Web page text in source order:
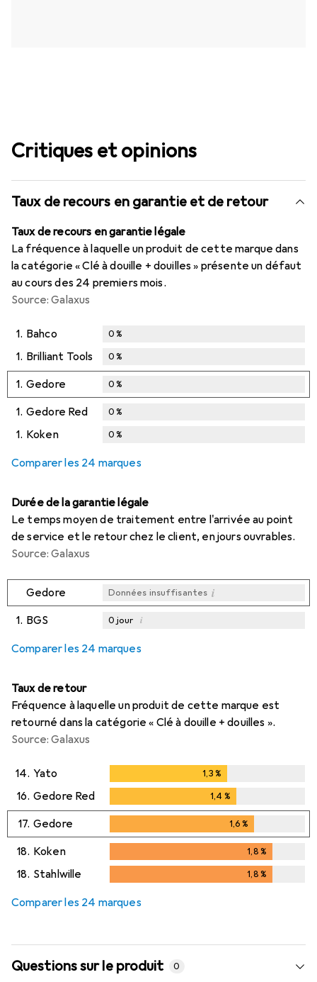
Critiques et opinions
Taux de recours en garantie et de retour
Taux de recours en garantie légale
La fréquence à laquelle un produit de cette marque dans
la catégorie « Clé à douille + douilles » présente un défaut
au cours des 24 premiers mois.
Source: Galaxus
1. Bahco 0%
1. Brilliant Tools 0%
1. Gedore 0%
1. Gedore Red 0%
1. Koken 0%
Comparer les 24 marques
Durée de la garantie légale
Le temps moyen de traitement entre l'arrivée au point
de service et le retour chez le client, en jours ouvrables.
Source: Galaxus
Gedore Données insuffisantes i
1. BGS 0 jour i
Comparer les 24 marques
Taux de retour
Fréquence à laquelle un produit de cette marque est
retourné dans la catégorie « Clé à douille + douilles ».
Source: Galaxus
14. Yato 1,3%
16. Gedore Red 1,4 %
17. Gedore 1,6%
18. Koken 1,8%
18. Stahlwille 1,8%
Comparer les 24 marques
Questions sur le produit 0